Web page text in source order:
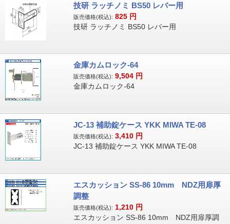
技研 ラッチノミ BS50 レバー用
販売価格(税込): 825 円
技研 ラッチノミ BS50 レバー用
金庫カムロック-64
販売価格(税込): 9,504 円
金庫カムロック-64
JC-13 補助錠ケース YKK MIWA TE-08
販売価格(税込): 3,410 円
JC-13 補助錠ケース YKK MIWA TE-08
エスカッション SS-86 10mm NDZ用扉厚
調整
販売価格(税込): 1,210 円
エスカッション SS-86 10mm NDZ用扉厚調